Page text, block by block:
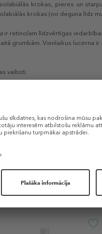
krokas, pieres un
krokas (no deguna līdz
ir retinolam līdzvērtīgas
grumbām. Vienlaikus lucerna
vaibsti.
pēc pretgrumbu krēma
lietojot pretgrumbu krēmu
Līdzīgi produkti